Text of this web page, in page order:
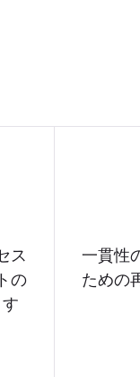
ス
の
一貫性
ための